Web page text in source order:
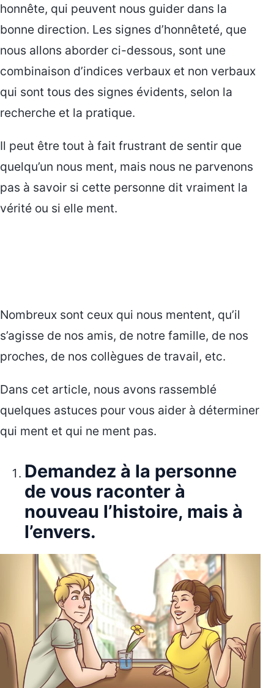
honnête, qui peuvent nous guider dans la
bonne direction. Les signes d’honnêteté, que
nous allons aborder ci-dessous, sont une
combinaison d’indices verbaux et non verbaux
qui sont tous des signes évidents, selon la
recherche et la pratique.
Il peut être tout à fait frustrant de sentir que
quelqu’un nous ment, mais nous ne parvenons
pas à savoir si cette personne dit vraiment la
vérité ou si elle ment.
Nombreux sont ceux qui nous mentent, qu’il
s’agisse de nos amis, de notre famille, de nos
proches, de nos collègues de travail, etc.
Dans cet article, nous avons rassemblé
quelques astuces pour vous aider à déterminer
qui ment et qui ne ment pas.
Demandez à la personne
de vous raconter à
nouveau l’histoire, mais à
l’envers.